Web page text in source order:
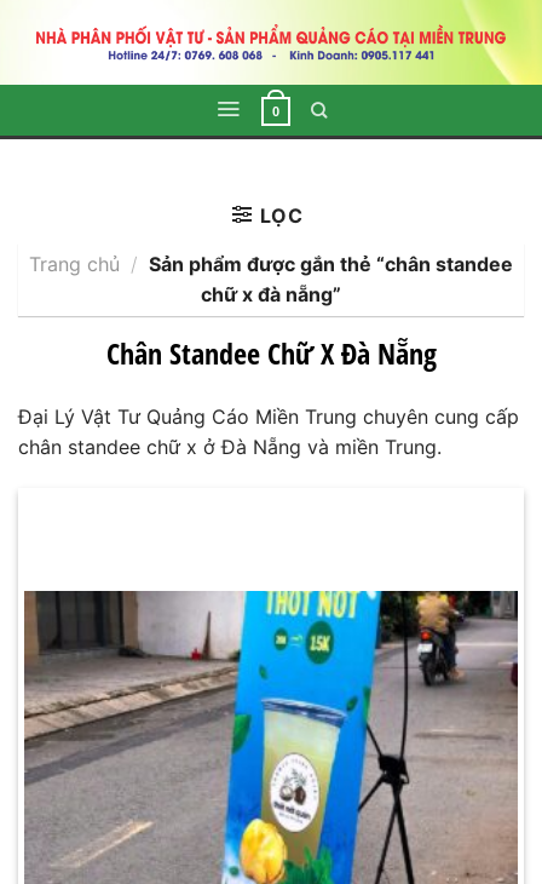
0
Chân Standee Chữ X Đà Nẵng
Trang chủ / Sản phẩm được gắn thẻ “chân standee
chữ x đà nẵng”
LỌC
Đại Lý Vật Tư Quảng Cáo Miền Trung chuyên cung cấp
chân standee chữ x ở Đà Nẵng và miền Trung.